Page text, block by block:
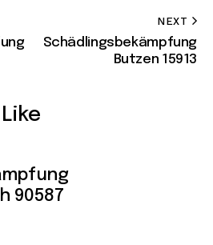
NEXT
Schädlingsbekämpfung
Butzen 15913
90587